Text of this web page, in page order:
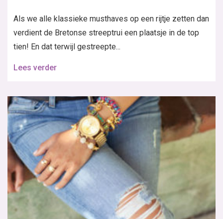
Als we alle klassieke musthaves op een rijtje zetten dan
verdient de Bretonse streeptrui een plaatsje in de top
tien! En dat terwijl gestreepte...
Lees verder